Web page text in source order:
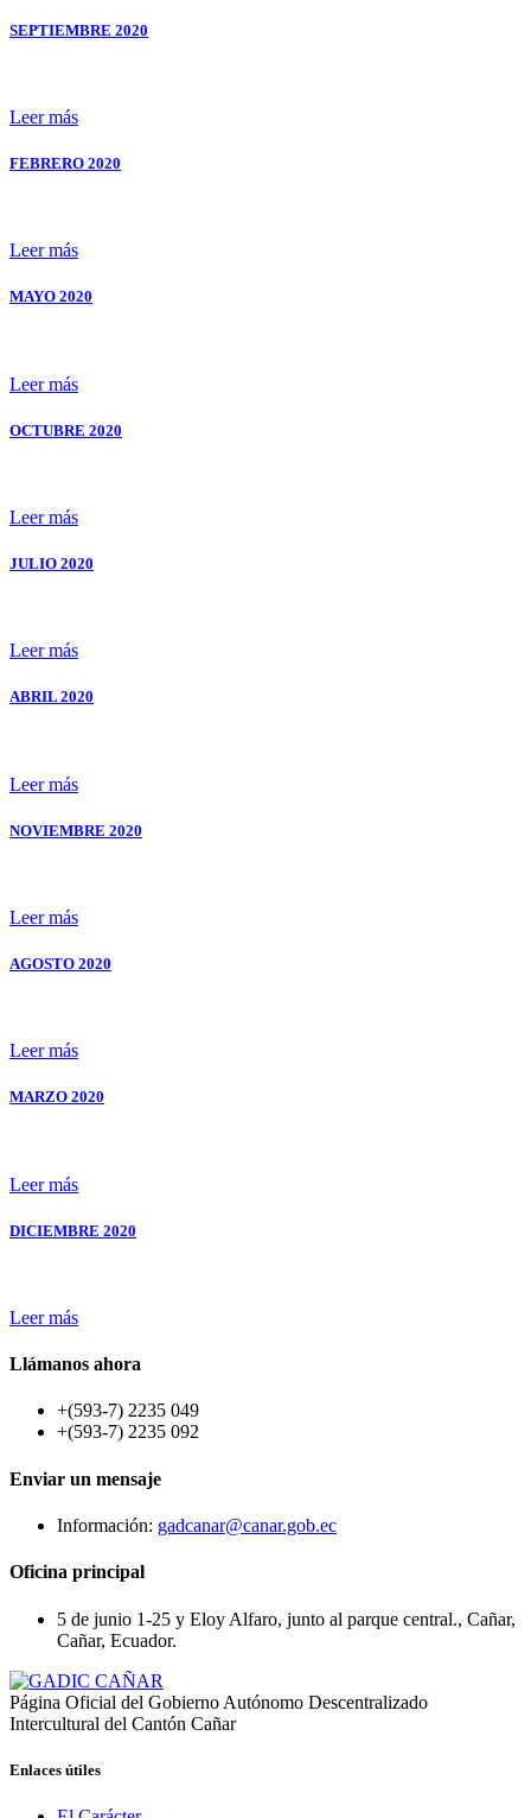
SEPTIEMBRE 2020
Leer más
FEBRERO 2020
Leer más
MAYO 2020
Leer más
OCTUBRE 2020
Leer más
JULIO 2020
Leer más
ABRIL 2020
Leer más
NOVIEMBRE 2020
Leer más
AGOSTO 2020
Leer más
MARZO 2020
Leer más
DICIEMBRE 2020
Leer más
Llámanos ahora
+(593-7) 2235 049
+(593-7) 2235 092
Enviar un mensaje
Información: gadcanar@canar.gob.ec
Oficina principal
5 de junio 1-25 y Eloy Alfaro, junto al parque central., Cañar,
Cañar, Ecuador.
Página Oficial del Gobierno Autónomo Descentralizado
Intercultural del Cantón Cañar
Enlaces útiles